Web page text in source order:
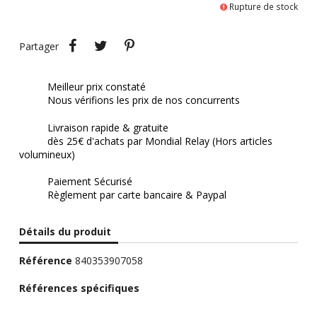
Rupture de stock
Partager
PartagerTweet
Meilleur prix constaté
Nous vérifions les prix de nos concurrents
Livraison rapide & gratuite
dès 25€ d'achats par Mondial Relay (Hors articles
volumineux)
Paiement Sécurisé
Règlement par carte bancaire & Paypal
Détails du produit
Référence 840353907058
Références spécifiques